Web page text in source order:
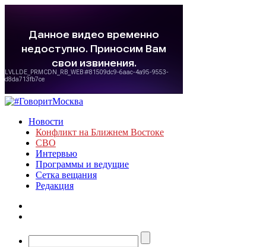
Новости
Конфликт на Ближнем Востоке
СВО
Интервью
Программы и ведущие
Сетка вещания
Редакция